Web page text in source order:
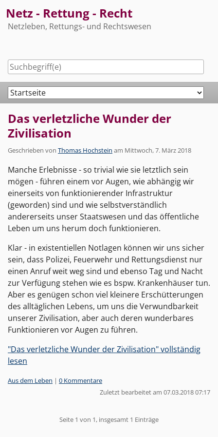
to
content
Netz - Rettung - Recht
Netzleben, Rettungs- und Rechtswesen
Navigation
Das verletzliche Wunder der
Zivilisation
Geschrieben von Thomas Hochstein am Mittwoch, 7. März 2018
Manche Erlebnisse - so trivial wie sie letztlich sein
mögen - führen einem vor Augen, wie abhängig wir
einerseits von funktionierender Infrastruktur
(geworden) sind und wie selbstverständlich
andererseits unser Staatswesen und das öffentliche
Leben um uns herum doch funktionieren.
Klar - in existentiellen Notlagen können wir uns sicher
sein, dass Polizei, Feuerwehr und Rettungsdienst nur
einen Anruf weit weg sind und ebenso Tag und Nacht
zur Verfügung stehen wie es bspw. Krankenhäuser tun.
Aber es genügen schon viel kleinere Erschütterungen
des alltäglichen Lebens, um uns die Verwundbarkeit
unserer Zivilisation, aber auch deren wunderbares
Funktionieren vor Augen zu führen.
"Das verletzliche Wunder der Zivilisation" vollständig
lesen
Kategorien:
Aus dem Leben | 0 Kommentare
Zuletzt bearbeitet am 07.03.2018 07:17
Seite 1 von 1, insgesamt 1 Einträge